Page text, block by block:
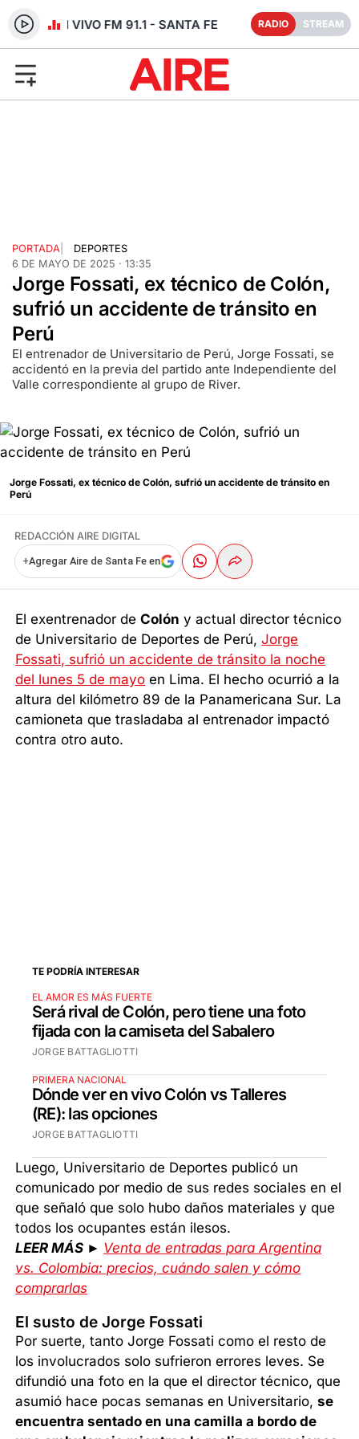
RADIO EN VIVO FM 91.1 - SANTA FE RADIO STREAM
PORTADA
DEPORTES
6 DE MAYO DE 2025 · 13:35
Jorge Fossati, ex técnico de Colón,
sufrió un accidente de tránsito en
Perú
El entrenador de Universitario de Perú, Jorge Fossati, se
accidentó en la previa del partido ante Independiente del
Valle correspondiente al grupo de River.
Jorge Fossati, ex técnico de Colón, sufrió un accidente de tránsito en
Perú
REDACCIÓN AIRE DIGITAL
+Agregar Aire de Santa Fe en
El exentrenador deColón y actual director técnico
de Universitario de Deportes de Perú,Jorge
Fossati, sufrió un accidente de tránsito la noche
del lunes 5 de mayo en Lima. El hecho ocurrió a la
altura del kilómetro 89 de la Panamericana Sur. La
camioneta que trasladaba al entrenador impactó
contra otro auto.
TE PODRÍA INTERESAR
EL AMOR ES MÁS FUERTE
Será rival de Colón, pero tiene una foto
fijada con la camiseta del Sabalero
JORGE BATTAGLIOTTI
PRIMERA NACIONAL
Dónde ver en vivo Colón vs Talleres
(RE): las opciones
JORGE BATTAGLIOTTI
Luego, Universitario de Deportes publicó un
comunicado por medio de sus redes sociales en el
que señaló que solo hubo daños materiales y que
todos los ocupantes están ilesos.
LEER MÁS ► Venta de entradas para Argentina
vs. Colombia: precios, cuándo salen y cómo
comprarlas
El susto de Jorge Fossati
Por suerte, tanto Jorge Fossati como el resto de
los involucrados solo sufrieron errores leves. Se
difundió una foto en la que el director técnico, que
asumió hace pocas semanas en Universitario,se
encuentra sentado en una camilla a bordo de